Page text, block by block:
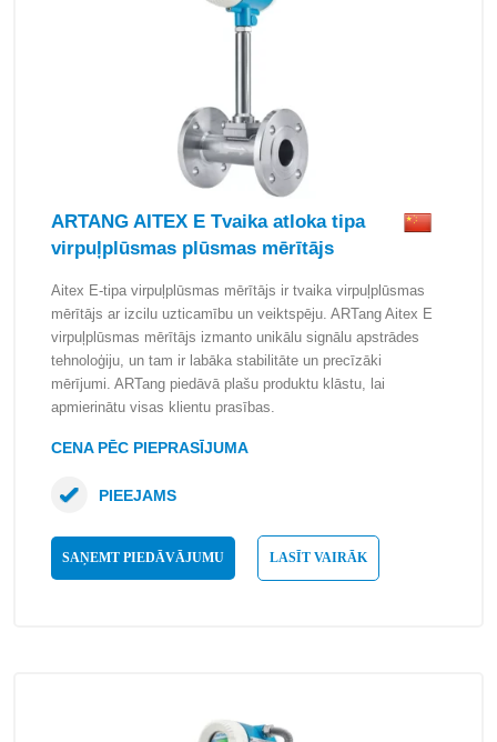
ARTANG AITEX E Tvaika atloka tipa
virpuļplūsmas plūsmas mērītājs
Aitex E-tipa virpuļplūsmas mērītājs ir tvaika virpuļplūsmas
mērītājs ar izcilu uzticamību un veiktspēju. ARTang Aitex E
virpuļplūsmas mērītājs izmanto unikālu signālu apstrādes
tehnoloģiju, un tam ir labāka stabilitāte un precīzāki
mērījumi. ARTang piedāvā plašu produktu klāstu, lai
apmierinātu visas klientu prasības.
CENA PĒC PIEPRASĪJUMA
SAŅEMT PIEDĀVĀJUMU LASĪT VAIRĀK
PIEEJAMS